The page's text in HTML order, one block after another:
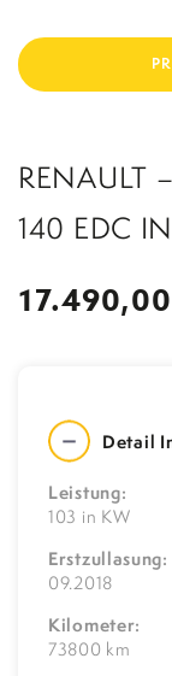
STADELPOWER
KONTAKT
RENAULT
140 EDC
Detail
Leistung:
103 in KW
Erstzullasung:
09.2018
Kilometer:
73800 km
ÄCH